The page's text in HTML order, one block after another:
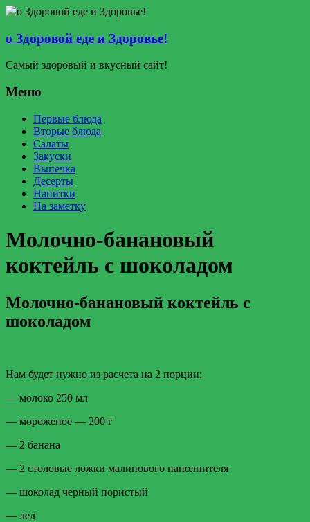
о Здоровой еде и Здоровье!
Самый здоровый и вкусный сайт!
Меню
Первые блюда
Вторые блюда
Салаты
Закуски
Выпечка
Десерты
Напитки
На заметку
Молочно-банановый
коктейль с шоколадом
Молочно-банановый коктейль с
шоколадом
Нам будет нужно из расчета на 2 порции:
— молоко 250 мл
— мороженое — 200 г
— 2 банана
— 2 столовые ложки малинового наполнителя
— шоколад черный пористый
— лед